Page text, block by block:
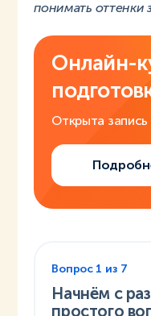
понимать оттенки
Онлайн-
Открыта запись
Вопрос 1 из 7
Начнём с
простого